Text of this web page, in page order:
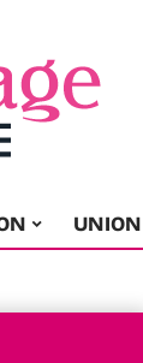
UNION